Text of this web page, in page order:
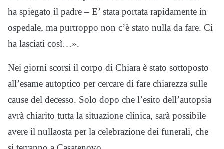
ha spiegato il padre – E’ stata portata rapidamente in
ospedale, ma purtroppo non c’è stato nulla da fare. Ci
ha lasciati così…».
Nei giorni scorsi il corpo di Chiara è stato sottoposto
all’esame autoptico per cercare di fare chiarezza sulle
cause del decesso. Solo dopo che l’esito dell’autopsia
avrà chiarito tutta la situazione clinica, sarà possibile
avere il nullaosta per la celebrazione dei funerali, che